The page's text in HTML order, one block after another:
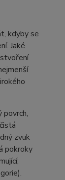
kdyby se
Jaké
zvuk
pokroky